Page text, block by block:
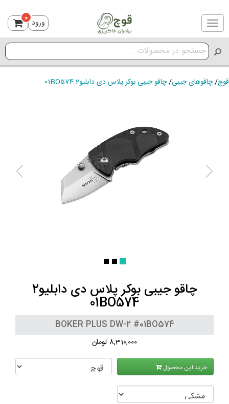
Toggle
navigation
ورود 0
قوچ/چاقوهای جیبی/چاقو جیبی بوکر پلاس دی دابلیو2 01BO574
چاقو جیبی بوکر پلاس دی دابلیو2
01BO574
BOKER PLUS DW-2 #01BO574
8,310,000 تومان
خرید این محصول